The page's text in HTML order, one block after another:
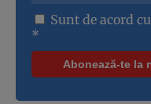
Sunt de acord cu
*